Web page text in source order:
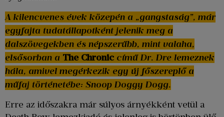
A kilencvenes évek közepén a „gangstaság”, már
egyfajta tudatállapotként jelenik meg a
dalszövegekben és népszerűbb, mint valaha,
elsősorban a The Chronic című Dr. Dre lemeznek
hála, amivel megérkezik egy új főszereplő a
műfaj történetébe: Snoop Doggy Dogg.
Erre az időszakra már súlyos árnyékként vetül a